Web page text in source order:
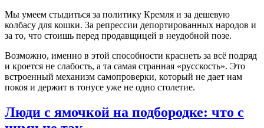
Мы умеем стыдиться за политику Кремля и за дешевую
колбасу для кошки. За репрессии депортированных народов и
за то, что стоишь перед продавщицей в неудобной позе.
Возможно, именно в этой способности краснеть за всё подряд
и кроется не слабость, а та самая странная «русскость». Это
встроенный механизм самопроверки, который не дает нам
покоя и держит в тонусе уже не одно столетие.
Люди с ямочкой на подбородке: что с